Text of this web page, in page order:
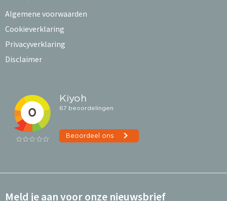
Algemene voorwaarden
Cookieverklaring
Privacyverklaring
Disclaimer
Meld je aan voor onze nieuwsbrief